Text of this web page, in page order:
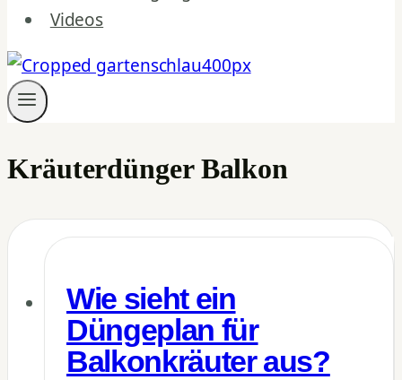
Videos
Kräuterdünger Balkon
Wie sieht ein
Düngeplan für
Balkonkräuter aus?